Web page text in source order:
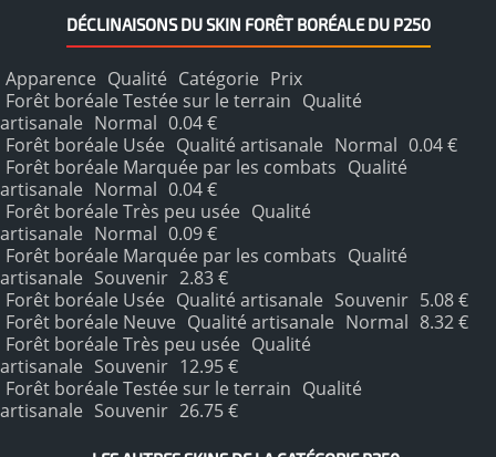
DÉCLINAISONS DU SKIN FORÊT BORÉALE DU P250
Apparence Qualité Catégorie Prix
Forêt boréale Testée sur le terrain Qualité
artisanale Normal 0.04 €
Forêt boréale Usée Qualité artisanale Normal 0.04 €
Forêt boréale Marquée par les combats Qualité
artisanale Normal 0.04 €
Forêt boréale Très peu usée Qualité
artisanale Normal 0.09 €
Forêt boréale Marquée par les combats Qualité
artisanale Souvenir 2.83 €
Forêt boréale Usée Qualité artisanale Souvenir 5.08 €
Forêt boréale Neuve Qualité artisanale Normal 8.32 €
Forêt boréale Très peu usée Qualité
artisanale Souvenir 12.95 €
Forêt boréale Testée sur le terrain Qualité
artisanale Souvenir 26.75 €